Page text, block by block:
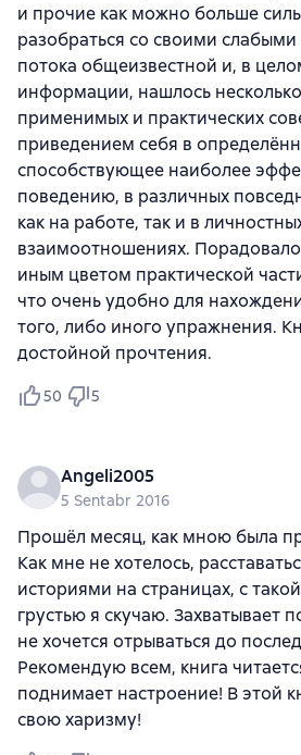
и прочие как можно больше
разобраться со своими
потока общеизвестной и, в
информации, нашлось
применимых и практических
приведением себя в
способствующее наиболее
поведению, в различных
как на работе, так и в
взаимоотношениях.
иным цветом практической
что очень удобно для
того, либо иного упражнения.
достойной прочтения.
50 5
Angeli2005
5 Sentabr 2016
Прошёл месяц, как мною была
Как мне не хотелось,
историями на страницах, с
грустью я скучаю. Захватывает
не хочется отрываться до
Рекомендую всем, книга
поднимает настроение! В этой
свою харизму!